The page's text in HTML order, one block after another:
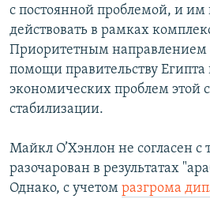
с постоянной проблемой, и им
действовать в рамках
Приоритетным направлением
помощи правительству
экономических проблем этой
стабилизации.
Майкл О’Хэнлон не согласен с
разочарован в результатах
Однако, с учетом разгрома